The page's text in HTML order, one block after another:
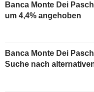
Banca Monte Dei
um 4,4% angehoben
Banca Monte Dei
Suche nach